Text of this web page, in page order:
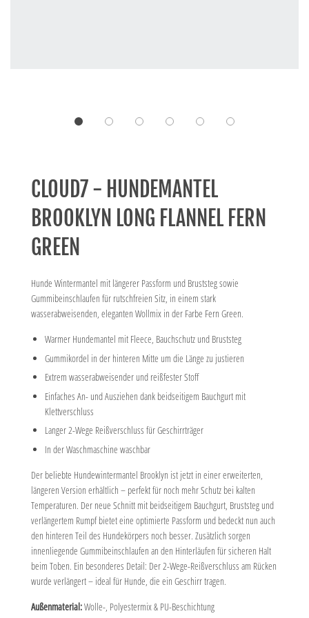
CLOUD7 - HUNDEMANTEL
BROOKLYN LONG FLANNEL FERN
GREEN
Hunde Wintermantel mit längerer Passform und Bruststeg sowie
Gummibeinschlaufen für rutschfreien Sitz, in einem stark
wasserabweisenden, eleganten Wollmix in der Farbe Fern Green.
Warmer Hundemantel mit Fleece, Bauchschutz und Bruststeg
Gummikordel in der hinteren Mitte um die Länge zu justieren
Extrem wasserabweisender und reißfester Stoff
Einfaches An- und Ausziehen dank beidseitigem Bauchgurt mit
Klettverschluss
Langer 2-Wege Reißverschluss für Geschirrträger
In der Waschmaschine waschbar
Der beliebte Hundewintermantel Brooklyn ist jetzt in einer erweiterten,
längeren Version erhältlich – perfekt für noch mehr Schutz bei kalten
Temperaturen. Der neue Schnitt mit beidseitigem Bauchgurt, Bruststeg und
verlängertem Rumpf bietet eine optimierte Passform und bedeckt nun auch
den hinteren Teil des Hundekörpers noch besser. Zusätzlich sorgen
innenliegende Gummibeinschlaufen an den Hinterläufen für sicheren Halt
beim Toben. Ein besonderes Detail: Der 2-Wege-Reißverschluss am Rücken
wurde verlängert – ideal für Hunde, die ein Geschirr tragen.
Außenmaterial:Wolle-, Polyestermix & PU-Beschichtung